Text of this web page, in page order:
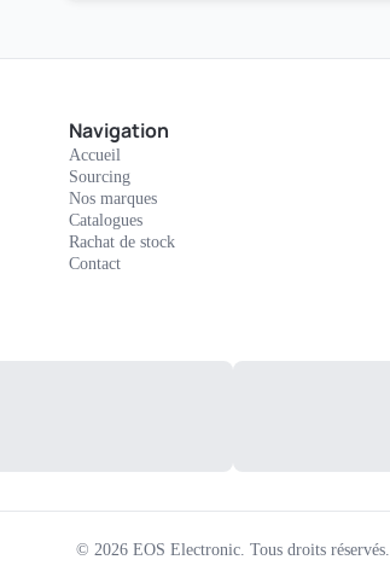
Navigation
Accueil
Sourcing
Nos marques
Catalogues
Rachat de stock
Contact
© 2026 EOS Electronic. Tous droits réservés.